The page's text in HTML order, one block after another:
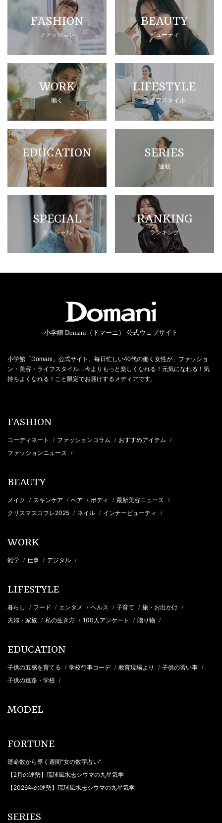
FASHION
ファッション
BEAUTY
ビューティ
WORK
働く
LIFESTYLE
ライフスタイル
EDUCATION
学び
SERIES
連載
SPECIAL
スペシャル
RANKING
ランキング
小学館 Domani（ドマーニ） 公式ウェブサイト
小学館「Domani」公式サイト。毎日忙しい40代の働く女性が、ファッショ
ン・美容・ライフスタイル…今よりもっと楽しくなれる！元気になれる！気
持ちよくなれる！こと限定でお届けするメディアです。
FASHION
コーディネート / ファッションコラム / おすすめアイテム /
ファッションニュース /
BEAUTY
メイク / スキンケア / ヘア / ボディ / 最新美容ニュース /
クリスマスコフレ2025 / ネイル / インナービューティ /
WORK
雑学 / 仕事 / デジタル /
LIFESTYLE
暮らし / フード / エンタメ / ヘルス / 子育て / 旅・お出かけ /
夫婦・家族 / 私の生き方 / 100人アンケート / 贈り物 /
EDUCATION
子供の五感を育てる / 学校行事コーデ / 教育現場より / 子供の習い事 /
子供の進路・学校 /
MODEL
FORTUNE
運命数から導く週間“女の数字占い”
【2月の運勢】琉球風水志シウマの九星気学
【2026年の運勢】琉球風水志シウマの九星気学
SERIES